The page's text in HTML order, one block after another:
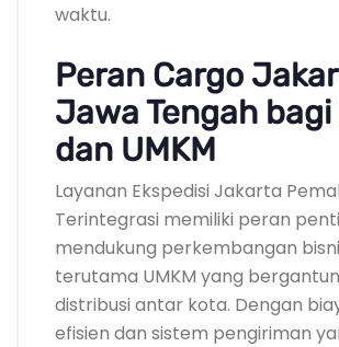
waktu.
Peran Cargo
Jawa Tengah
dan UMKM
Layanan Ekspedisi Jakarta
Terintegrasi memiliki peran
mendukung perkembangan
terutama UMKM yang
distribusi antar kota. Dengan
efisien dan sistem pengiriman